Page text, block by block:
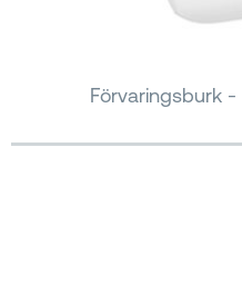
Förvaringsburk -